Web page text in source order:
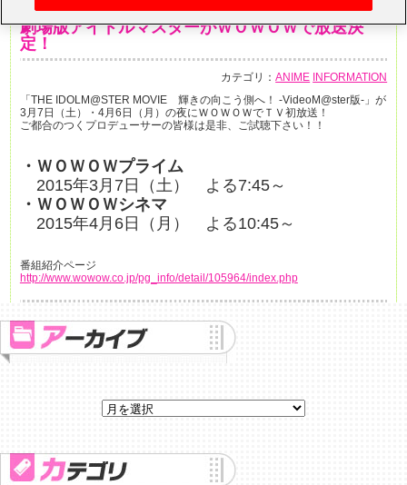
劇場版アイドルマスターがＷＯＷＯＷで放送決
定！
カテゴリ：ANIME INFORMATION
「THE IDOLM@STER MOVIE 輝きの向こう側へ！ -VideoM@ster版-」が
3月7日（土）・4月6日（月）の夜にＷＯＷＯＷでＴＶ初放送！
ご都合のつくプロデューサーの皆様は是非、ご試聴下さい！！
・ＷＯＷＯＷプライム
2015年3月7日（土） よる7:45～
・ＷＯＷＯＷシネマ
2015年4月6日（月） よる10:45～
番組紹介ページ
http://www.wowow.co.jp/pg_info/detail/105964/index.php